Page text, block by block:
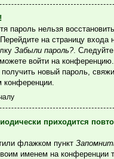
пароль нельзя
на страницу входа
Забыли пароль?.
войти на конференцию.
новый пароль,
конференции.
приходится
флажком пункт
именем на конференции